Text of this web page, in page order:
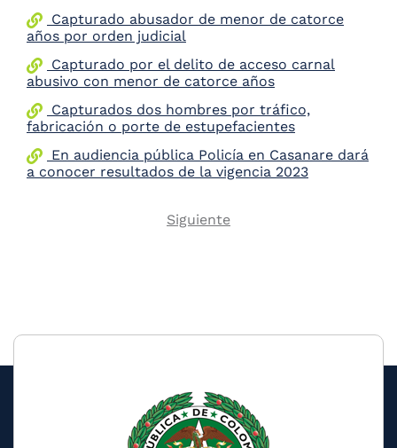
Capturado abusador de menor de catorce
años por orden judicial
Capturado por el delito de acceso carnal
abusivo con menor de catorce años
Capturados dos hombres por tráfico,
fabricación o porte de estupefacientes
En audiencia pública Policía en Casanare dará
a conocer resultados de la vigencia 2023
Pagination
Next
Siguiente